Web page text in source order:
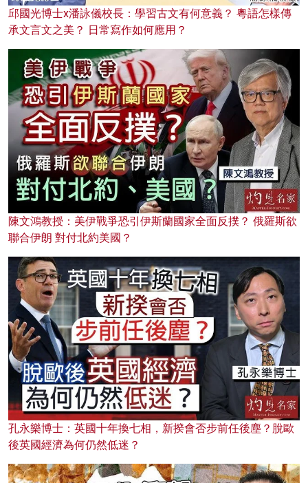
邱國光博士x潘詠儀校長：學習古文有何意義？ 粵語怎樣傳
承文言文之美？ 日常寫作如何應用？
陳文鴻教授：美伊戰爭恐引伊斯蘭國家全面反撲？ 俄羅斯欲
聯合伊朗 對付北約美國？
孔永樂博士：英國十年換七相，新揆會否步前任後塵？脫歐
後英國經濟為何仍然低迷？